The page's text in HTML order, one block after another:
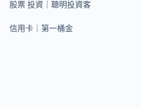
股票 投資｜聰明投資客
信用卡｜第一桶金